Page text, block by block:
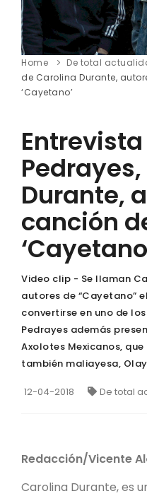
Home De total
de Carolina Durante,
‘Cayetano’
Durante,
canción
Video clip - Se llaman
autores de “Cayetano”
convertirse en uno de
Pedrayes además
Axolotes Mexicanos,
también maliayesa,
12-04-2018 De total
Redacción/Vicente
Carolina Durante, es